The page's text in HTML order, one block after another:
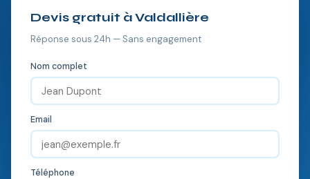
Devis gratuit à Valdallière
Réponse sous 24h — Sans engagement
Nom complet
Email
Téléphone